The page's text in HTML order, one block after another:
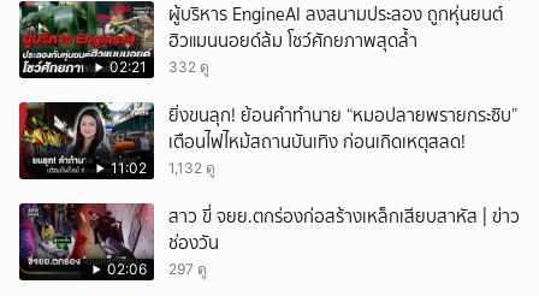
02:21
ผู้บริหาร EngineAI ลงสนามประลอง ถูกหุ่นยนต์
ฮิวแมนนอยด์ล้ม โชว์ศักยภาพสุดล้ำ
332 ดู
11:02
ยิ่งขนลุก! ย้อนคำทำนาย “หมอปลายพรายกระซิบ”
เตือนไฟไหม้สถานบันเทิง ก่อนเกิดเหตุสลด!
1,132 ดู
02:06
สาว ขี่ จยย.ตกร่องก่อสร้างเหล็กเสียบสาหัส | ข่าว
ช่องวัน
297 ดู